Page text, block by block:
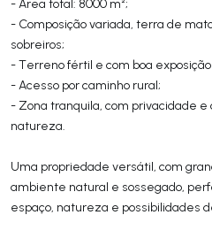
- Área total: 8000 m²;
- Composição variada, terra de
sobreiros;
- Terreno fértil e com boa exposição
- Acesso por caminho rural;
- Zona tranquila, com privacidade e
natureza.
Uma propriedade versátil, com
ambiente natural e sossegado,
espaço, natureza e possibilidades